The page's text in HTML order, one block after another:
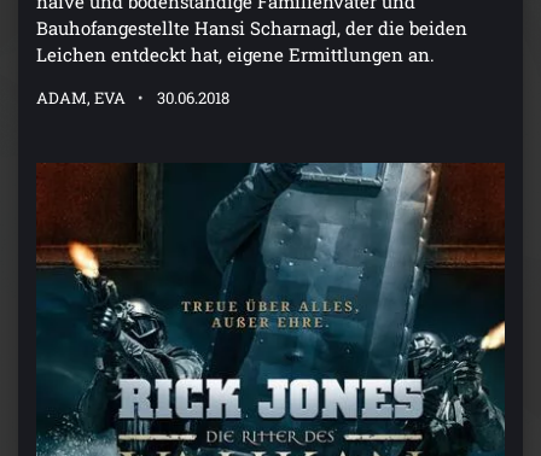
Bauhofangestellte Hansi Scharnagl, der die beiden
Leichen entdeckt hat, eigene Ermittlungen an.
ADAM, EVA 30.06.2018